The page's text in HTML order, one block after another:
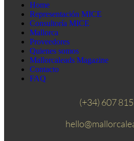
Home
Representación MICE
Consultoría MICE
Mallorca
Proveedores
Quienes somos
Mallorcaleads Magazine
Contacto
FAQ
(+34) 607